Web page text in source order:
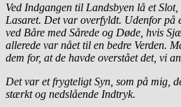
Ved Indgangen til Landsbyen lå et
Lasaret. Det var overfyldt. Udenfor på
ved Båre med Sårede og Døde, hvis
allerede var nået til en bedre Verden.
dem for, at de havde overstået det, vi
Det var et frygteligt Syn, som på mig,
stærkt og nedslående Indtryk.